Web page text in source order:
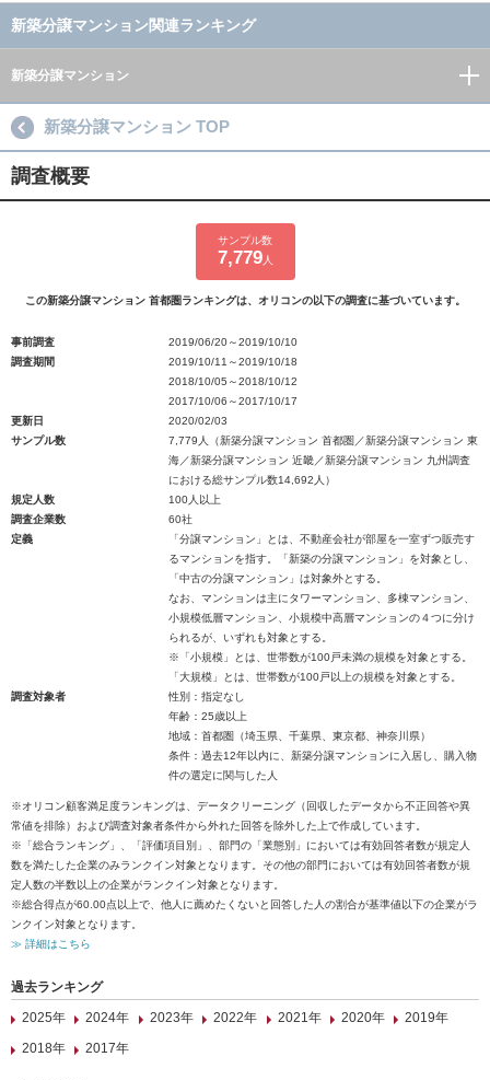
新築分譲マンション関連ランキング
新築分譲マンション
新築分譲マンション TOP
調査概要
サンプル数
7,779人
この新築分譲マンション 首都圏ランキングは、オリコンの以下の調査に基づいています。
事前調査
2019/06/20～2019/10/10
調査期間
2019/10/11～2019/10/18
2018/10/05～2018/10/12
2017/10/06～2017/10/17
更新日
2020/02/03
サンプル数
7,779人（新築分譲マンション 首都圏／新築分譲マンション 東
海／新築分譲マンション 近畿／新築分譲マンション 九州調査
における総サンプル数14,692人）
規定人数
100人以上
調査企業数
60社
定義
「分譲マンション」とは、不動産会社が部屋を一室ずつ販売す
るマンションを指す。「新築の分譲マンション」を対象とし、
「中古の分譲マンション」は対象外とする。
なお、マンションは主にタワーマンション、多棟マンション、
小規模低層マンション、小規模中高層マンションの４つに分け
られるが、いずれも対象とする。
※「小規模」とは、世帯数が100戸未満の規模を対象とする。
「大規模」とは、世帯数が100戸以上の規模を対象とする。
調査対象者
性別：指定なし
年齢：25歳以上
地域：首都圏（埼玉県、千葉県、東京都、神奈川県）
条件：過去12年以内に、新築分譲マンションに入居し、購入物
件の選定に関与した人
※オリコン顧客満足度ランキングは、データクリーニング（回収したデータから不正回答や異
常値を排除）および調査対象者条件から外れた回答を除外した上で作成しています。
※「総合ランキング」、「評価項目別」、部門の「業態別」においては有効回答者数が規定人
数を満たした企業のみランクイン対象となります。その他の部門においては有効回答者数が規
定人数の半数以上の企業がランクイン対象となります。
※総合得点が60.00点以上で、他人に薦めたくないと回答した人の割合が基準値以下の企業がラ
ンクイン対象となります。
≫ 詳細はこちら
過去ランキング
2025年
2024年 2023年 2022年 2021年 2020年
2019年
2018年
2017年